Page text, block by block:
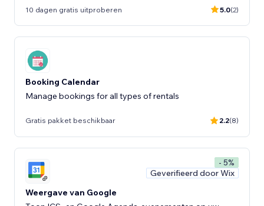
10 dagen gratis uitproberen 5.0(2)
Booking Calendar
Manage bookings for all types of rentals
Gratis pakket beschikbaar 2.2(8)
- 5%
Geverifieerd door Wix
Weergave van Google